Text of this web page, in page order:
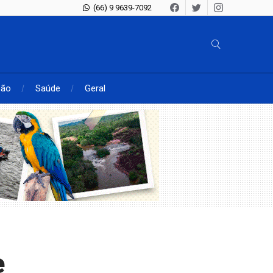
(66) 9 9639-7092
Saúde Geral